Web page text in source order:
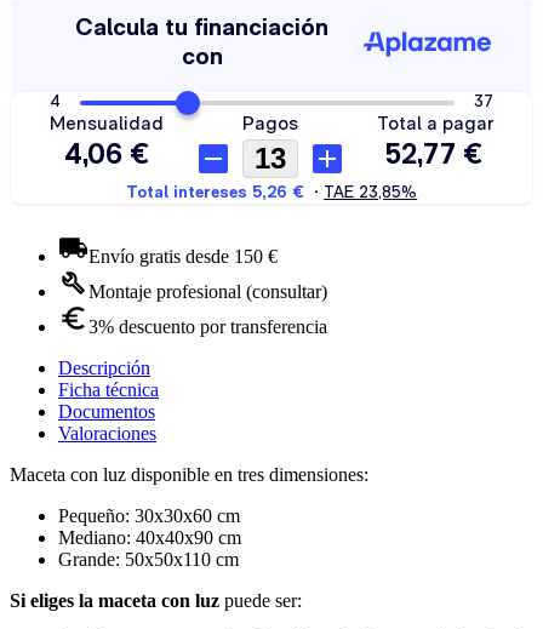
Envío gratis desde 150 €
Montaje profesional (consultar)
3% descuento por transferencia
Descripción
Ficha técnica
Documentos
Valoraciones
Maceta con luz disponible en tres dimensiones:
Pequeño: 30x30x60 cm
Mediano: 40x40x90 cm
Grande: 50x50x110 cm
Si eliges la maceta con luz puede ser: